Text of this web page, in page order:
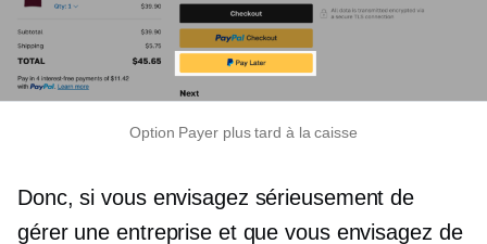
Option Payer plus tard à la caisse
Donc, si vous envisagez sérieusement de
gérer une entreprise et que vous envisagez de